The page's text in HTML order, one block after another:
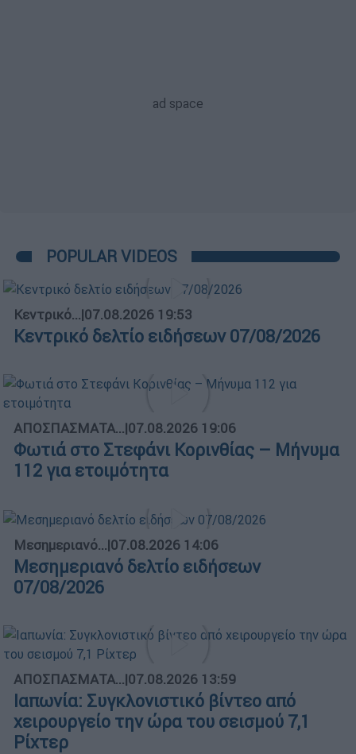
POPULAR VIDEOS
Κεντρικό...|07.08.2026 19:53
Κεντρικό δελτίο ειδήσεων 07/08/2026
ΑΠΟΣΠΑΣΜΑΤΑ...|07.08.2026 19:06
Φωτιά στο Στεφάνι Κορινθίας – Μήνυμα
112 για ετοιμότητα
Μεσημεριανό...|07.08.2026 14:06
Μεσημεριανό δελτίο ειδήσεων
07/08/2026
ΑΠΟΣΠΑΣΜΑΤΑ...|07.08.2026 13:59
Ιαπωνία: Συγκλονιστικό βίντεο από
χειρουργείο την ώρα του σεισμού 7,1
Ρίχτερ